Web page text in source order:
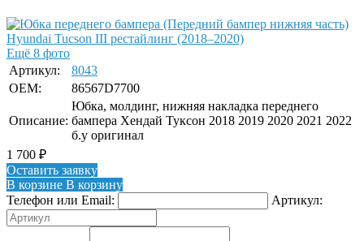
Ещё 8 фото
Артикул:
8043
OEM:
86567D7700
Описание:
Юбка, молдинг, нижняя накладка переднего
бампера Хендай Туксон 2018 2019 2020 2021 2022
б.у оригинал
1 700 ₽
Оставить заявку
В корзине В корзину
Телефон или Email:
Артикул: